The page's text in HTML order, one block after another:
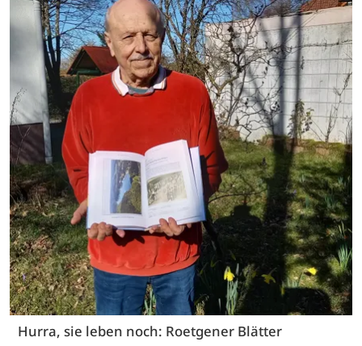
Hurra, sie leben noch: Roetgener Blätter